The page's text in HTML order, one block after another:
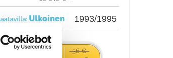
Ulkoinen 1993/1995
36 €